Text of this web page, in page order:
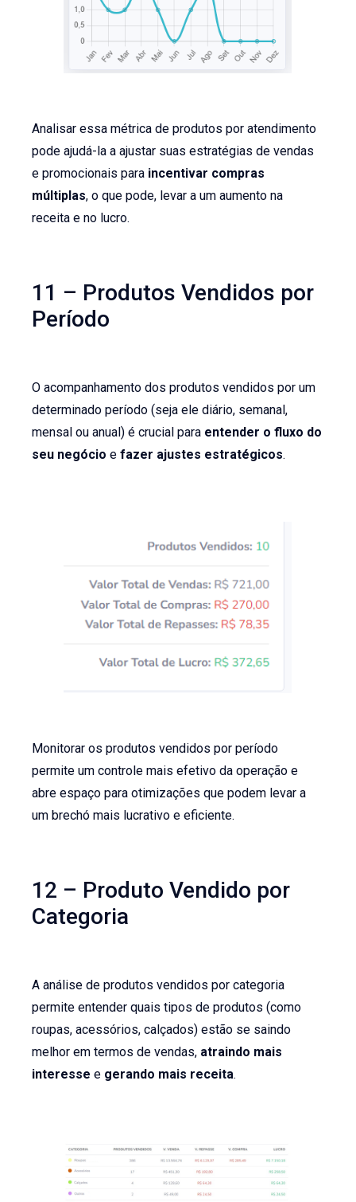
Analisar essa métrica de produtos por atendimento
pode ajudá-la a ajustar suas estratégias de vendas
e promocionais para incentivar compras
múltiplas, o que pode, levar a um aumento na
receita e no lucro.
11 – Produtos Vendidos por
Período
O acompanhamento dos produtos vendidos por um
determinado período (seja ele diário, semanal,
mensal ou anual) é crucial para entender o fluxo do
seu negócio efazer ajustes estratégicos.
Monitorar os produtos vendidos por período
permite um controle mais efetivo da operação e
abre espaço para otimizações que podem levar a
um brechó mais lucrativo e eficiente.
12 – Produto Vendido por
Categoria
A análise de produtos vendidos por categoria
permite entender quais tipos de produtos (como
roupas, acessórios, calçados) estão se saindo
melhor em termos de vendas, atraindo mais
interesse e gerando mais receita.